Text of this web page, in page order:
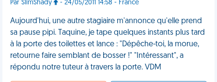
Par SlimShady - 24/05/2011 14:58 - France
Aujourd'hui, une autre stagiaire m'annonce qu'elle prend
sa pause pipi. Taquine, je tape quelques instants plus tard
à la porte des toilettes et lance : "Dépêche-toi, la morue,
retourne faire semblant de bosser !" "Intéressant", a
répondu notre tuteur à travers la porte. VDM